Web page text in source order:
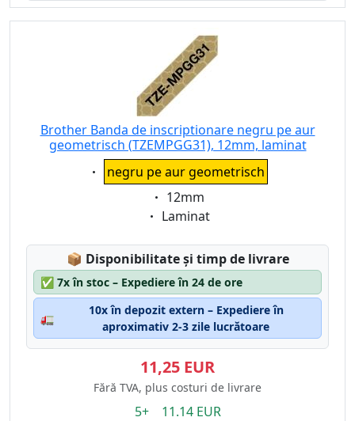
Brother Banda de inscriptionare negru pe aur
geometrisch (TZEMPGG31), 12mm, laminat
Eigenschaft:
negru pe aur geometrisch
Eigenschaft:
12mm
Eigenschaft:
Laminat
📦 Lagerstatus:
Disponibilitate și timp de livrare
✅ 7x în stoc – Expediere în 24 de ore
🚛
10x în depozit extern – Expediere în
aproximativ 2-3 zile lucrătoare
11,25 EUR
Fără TVA, plus costuri de livrare
5+ 11.14 EUR